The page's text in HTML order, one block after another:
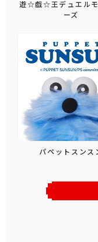
遊☆戯☆王デュエル
ーズ
パペットスンス